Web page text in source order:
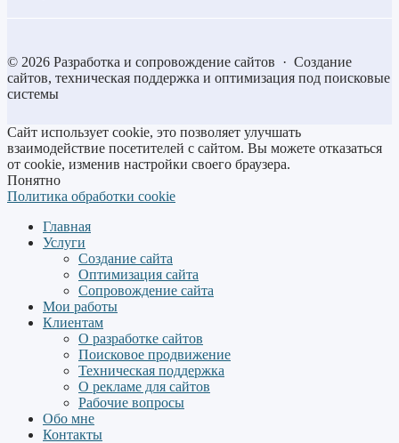
© 2026 Разработка и сопровождение сайтов · Создание
сайтов, техническая поддержка и оптимизация под поисковые
системы
Сайт использует cookie, это позволяет улучшать
взаимодействие посетителей с сайтом. Вы можете отказаться
от cookie, изменив настройки своего браузера.
Понятно
Политика обработки cookie
Главная
Услуги
Создание сайта
Оптимизация сайта
Сопровождение сайта
Мои работы
Клиентам
О разработке сайтов
Поисковое продвижение
Техническая поддержка
О рекламе для сайтов
Рабочие вопросы
Обо мне
Контакты